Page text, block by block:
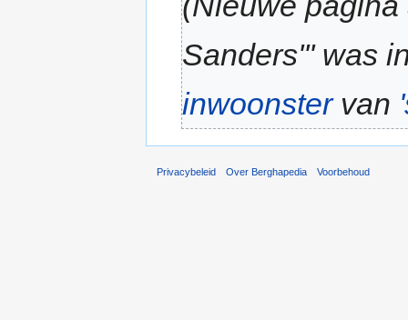
Sanders''' was
inwoonstervan
Privacybeleid Over Berghapedia Voorbehoud